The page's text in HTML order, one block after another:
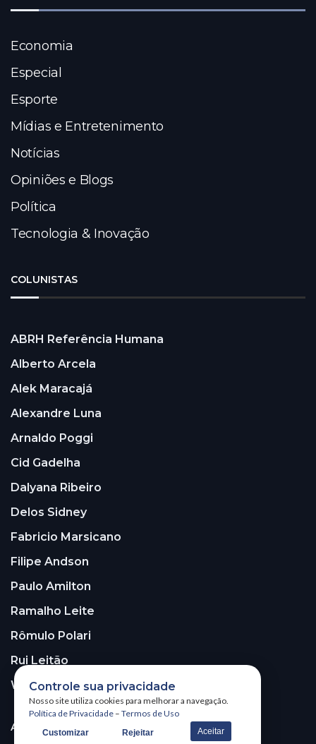
Economia
Especial
Esporte
Mídias e Entretenimento
Notícias
Opiniões e Blogs
Política
Tecnologia & Inovação
COLUNISTAS
ABRH Referência Humana
Alberto Arcela
Alek Maracajá
Alexandre Luna
Arnaldo Poggi
Cid Gadelha
Dalyana Ribeiro
Delos Sidney
Fabricio Marsicano
Filipe Andson
Paulo Amilton
Ramalho Leite
Rômulo Polari
Rui Leitão
Walter Santos
ASSINE A NOSSA NEWSLETTER!
Controle sua privacidade
Nosso site utiliza cookies para melhorar a navegação.
Política de Privacidade – Termos de Uso
Customizar Rejeitar Aceitar